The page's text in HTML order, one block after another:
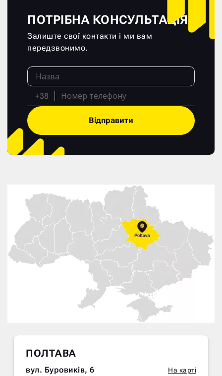
ПОТРІБНА КОНСУЛЬТАЦІЯ?
Залиште свої контакти і ми вам
передзвонимо.
+38
Відправити
ПОЛТАВА
вул. Буровиків, 6 На карті